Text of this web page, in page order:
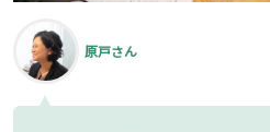
原戸さん